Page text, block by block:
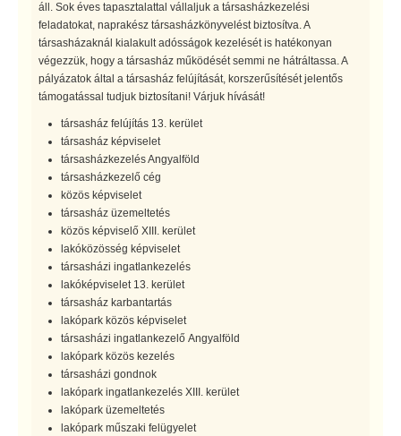
áll. Sok éves tapasztalattal vállaljuk a társasházkezelési
feladatokat, naprakész társasházkönyvelést biztosítva. A
társasházaknál kialakult adósságok kezelését is hatékonyan
végezzük, hogy a társasház működését semmi ne hátráltassa. A
pályázatok által a társasház felújítását, korszerűsítését jelentős
támogatással tudjuk biztosítani! Várjuk hívását!
társasház felújítás 13. kerület
társasház képviselet
társasházkezelés Angyalföld
társasházkezelő cég
közös képviselet
társasház üzemeltetés
közös képviselő XIII. kerület
lakóközösség képviselet
társasházi ingatlankezelés
lakóképviselet 13. kerület
társasház karbantartás
lakópark közös képviselet
társasházi ingatlankezelő Angyalföld
lakópark közös kezelés
társasházi gondnok
lakópark ingatlankezelés XIII. kerület
lakópark üzemeltetés
lakópark műszaki felügyelet